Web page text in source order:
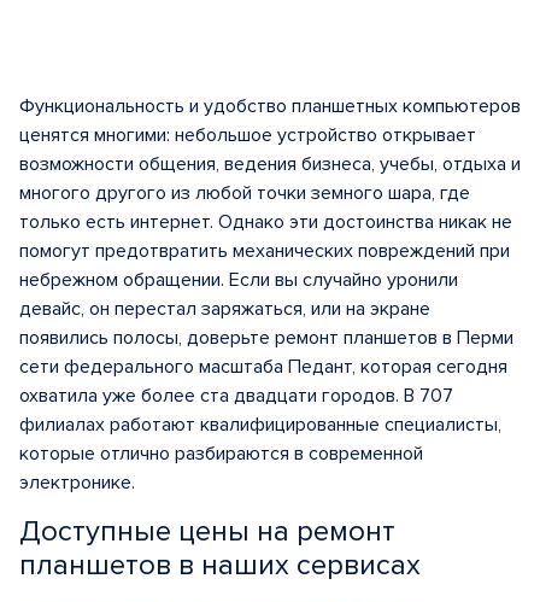
Функциональность и удобство планшетных компьютеров
ценятся многими: небольшое устройство открывает
возможности общения, ведения бизнеса, учебы, отдыха и
многого другого из любой точки земного шара, где
только есть интернет. Однако эти достоинства никак не
помогут предотвратить механических повреждений при
небрежном обращении. Если вы случайно уронили
девайс, он перестал заряжаться, или на экране
появились полосы, доверьте ремонт планшетов в Перми
сети федерального масштаба Педант, которая сегодня
охватила уже более ста двадцати городов. В 707
филиалах работают квалифицированные специалисты,
которые отлично разбираются в современной
электронике.
Доступные цены на ремонт
планшетов в наших сервисах